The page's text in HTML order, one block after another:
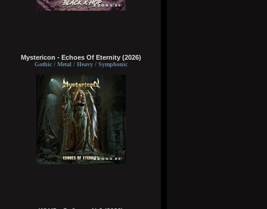
Mystericon - Echoes Of Eternity (2026)
Gothic / Metal / Heavy / Symphonic